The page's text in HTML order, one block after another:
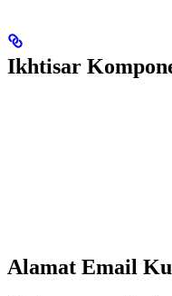
Ikhtisar
Alamat Email